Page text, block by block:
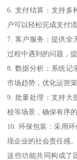
6. 支付结算：支持多
户可以轻松完成支付流
7. 客户服务：提供全
过程中遇到的问题，
8. 数据分析：系统记
市场趋势，优化运营策
9. 批量处理：支持大
校等场景，确保有序的
10. 环保包装：采用
现企业的社会责任感。
这些功能共同构成了